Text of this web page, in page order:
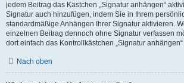
jedem Beitrag das Kästchen „Signatur anhängen“
Signatur auch hinzufügen, indem Sie in Ihrem
standardmäßige Anhängen Ihrer Signatur aktivieren.
einzelnen Beitrag dennoch ohne Signatur verfassen
dort einfach das Kontrollkästchen „Signatur
Nach oben